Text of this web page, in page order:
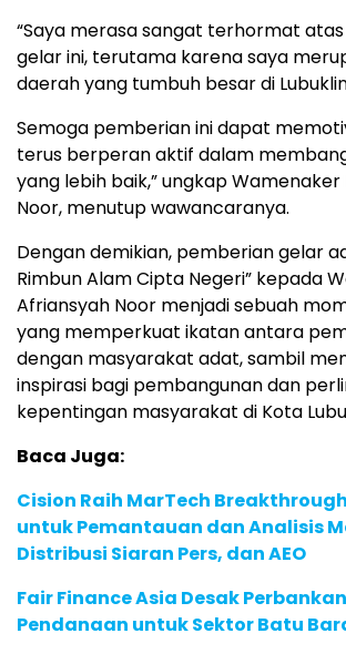
“Saya merasa sangat terhormat
gelar ini, terutama karena saya
daerah yang tumbuh besar di
Semoga pemberian ini dapat
terus berperan aktif dalam
yang lebih baik,” ungkap Wamenaker
Noor, menutup wawancaranya.
Dengan demikian, pemberian gelar
Rimbun Alam Cipta Negeri” kepada
Afriansyah Noor menjadi sebuah
yang memperkuat ikatan antara
dengan masyarakat adat, sambil
inspirasi bagi pembangunan dan
kepentingan masyarakat di Kota
Baca Juga:
Cision Raih MarTech
untuk Pemantauan dan Analisis
Distribusi Siaran Pers, dan AEO
Fair Finance Asia Desak
Pendanaan untuk Sektor Batu